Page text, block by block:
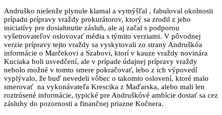
Andruško nielenže plynule klamal a vymýšľal , fabuloval okolnosti
prípadu prípravy vraždy prokurátorov, ktorý sa zrodil z jeho
iniciatívy pre dosiahnutie zásluh, ale aj začal s podporou
vyšetrovateľov oslovovať média s týmito verziami. V pôvodnej
verzie prípravy tejto vraždy sa vyskytovali zo strany Andruškóa
informácie o Marčekovi a Szabovi, ktorí v kauze vraždy novinára
Kuciaka boli usvedčení, ale v prípade údajnej prípravy vraždy
nebolo možné v tomto smere pokračovať, lebo z ich výpovedí
vyplývalo, že buď nevedeli vôbec o takomto oslovení, ktoré malo
smerovať na vykonávateľa Krescika z Maďarska, alebo mali len
roztrúsené informácie, typické pre Andruškóvé ambície dostať sa cez
zásluhy do pozornosti a finančnej priazne Kočnera.